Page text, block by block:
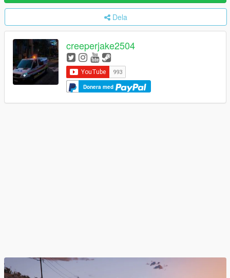
Dela
creeperjake2504
Donera med